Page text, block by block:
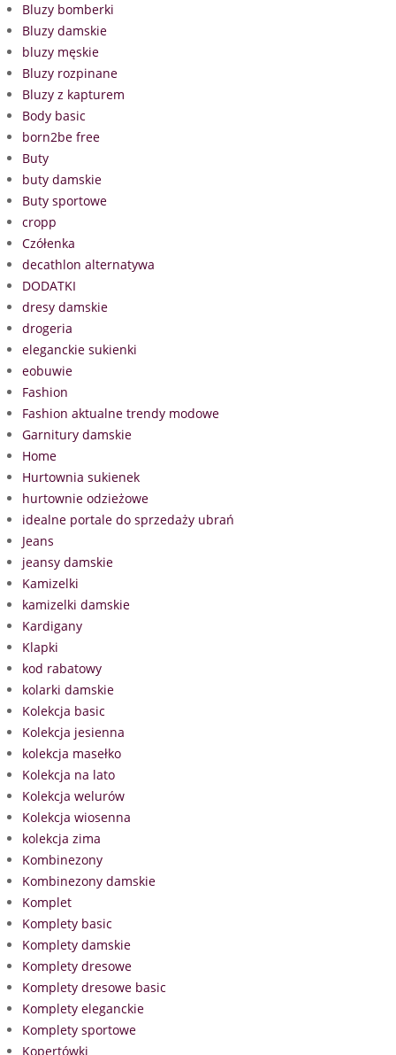
Bluzy bomberki
Bluzy damskie
bluzy męskie
Bluzy rozpinane
Bluzy z kapturem
Body basic
born2be free
Buty
buty damskie
Buty sportowe
cropp
Czółenka
decathlon alternatywa
DODATKI
dresy damskie
drogeria
eleganckie sukienki
eobuwie
Fashion
Fashion aktualne trendy modowe
Garnitury damskie
Home
Hurtownia sukienek
hurtownie odzieżowe
idealne portale do sprzedaży ubrań
Jeans
jeansy damskie
Kamizelki
kamizelki damskie
Kardigany
Klapki
kod rabatowy
kolarki damskie
Kolekcja basic
Kolekcja jesienna
kolekcja masełko
Kolekcja na lato
Kolekcja welurów
Kolekcja wiosenna
kolekcja zima
Kombinezony
Kombinezony damskie
Komplet
Komplety basic
Komplety damskie
Komplety dresowe
Komplety dresowe basic
Komplety eleganckie
Komplety sportowe
Kopertówki